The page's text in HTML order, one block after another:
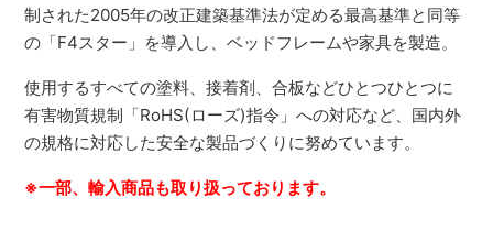
制された2005年の改正建築基準法が定める最高基準と同等
の「F4スター」を導入し、ベッドフレームや家具を製造。
使用するすべての塗料、接着剤、合板などひとつひとつに
有害物質規制「RoHS(ローズ)指令」への対応など、国内外
の規格に対応した安全な製品づくりに努めています。
※一部、輸入商品も取り扱っております。